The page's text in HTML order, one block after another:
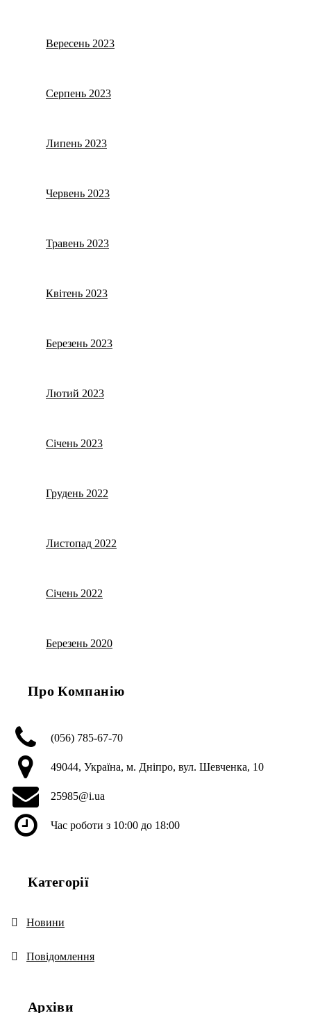
Вересень 2023
Серпень 2023
Липень 2023
Червень 2023
Травень 2023
Квітень 2023
Березень 2023
Лютий 2023
Січень 2023
Грудень 2022
Листопад 2022
Січень 2022
Березень 2020
Про Компанію
(056) 785-67-70
49044, Україна, м. Дніпро, вул. Шевченка, 10
25985@i.ua
Час роботи з 10:00 до 18:00
Категорії
Новини
Повідомлення
Архіви